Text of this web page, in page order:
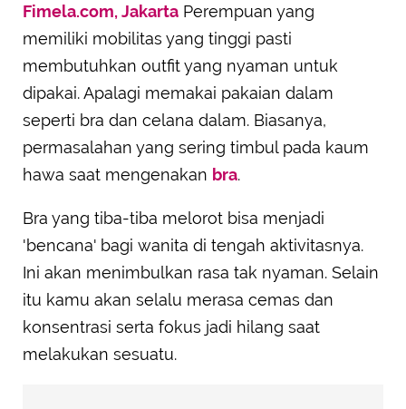
Fimela.com, Jakarta Perempuan yang
memiliki mobilitas yang tinggi pasti
membutuhkan outfit yang nyaman untuk
dipakai. Apalagi memakai pakaian dalam
seperti bra dan celana dalam. Biasanya,
permasalahan yang sering timbul pada kaum
hawa saat mengenakan bra.
Bra yang tiba-tiba melorot bisa menjadi
'bencana' bagi wanita di tengah aktivitasnya.
Ini akan menimbulkan rasa tak nyaman. Selain
itu kamu akan selalu merasa cemas dan
konsentrasi serta fokus jadi hilang saat
melakukan sesuatu.